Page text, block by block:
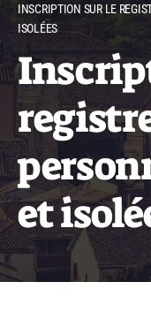
INSCRIPTION SUR LE
ISOLÉES
et